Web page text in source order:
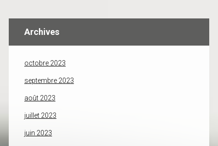
Archives
octobre 2023
septembre 2023
août 2023
juillet 2023
juin 2023